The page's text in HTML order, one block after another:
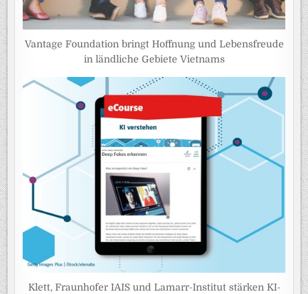
Vantage Foundation bringt Hoffnung und Lebensfreude
in ländliche Gebiete Vietnams
Klett, Fraunhofer IAIS und Lamarr-Institut stärken KI-